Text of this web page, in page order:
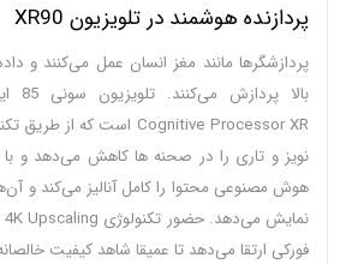
پردازنده هوشمند در تلویزیون XR90
پردازشگرها مانند مغز انسان عمل می‌کنند و
نویز و تاری را در صحنه ها کاهش می‌دهد و با
هوش مصنوعی محتوا را کامل آنالیز می‌کند و
فورکی ارتقا می‌دهد تا عمیقا شاهد کیفیت